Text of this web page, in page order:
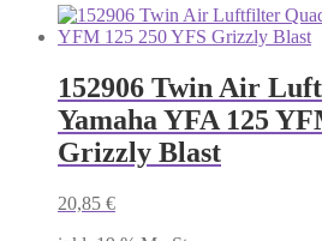
152906 Twin Air
Yamaha YFA 125
Grizzly Blast
20,85 €